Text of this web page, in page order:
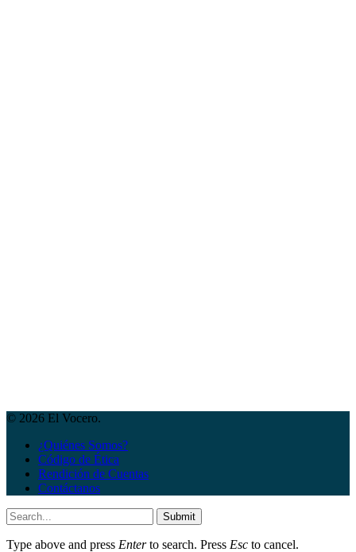
© 2026 El Vocero.
¿Quiénes Somos?
Código de Ética
Rendición de Cuentas
Contáctanos
Submit
Type above and press Enterto search. Press Esc to cancel.